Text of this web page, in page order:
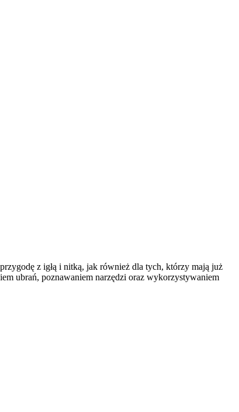
z igłą i nitką, jak również dla tych, którzy mają już
ubrań, poznawaniem narzędzi oraz wykorzystywaniem